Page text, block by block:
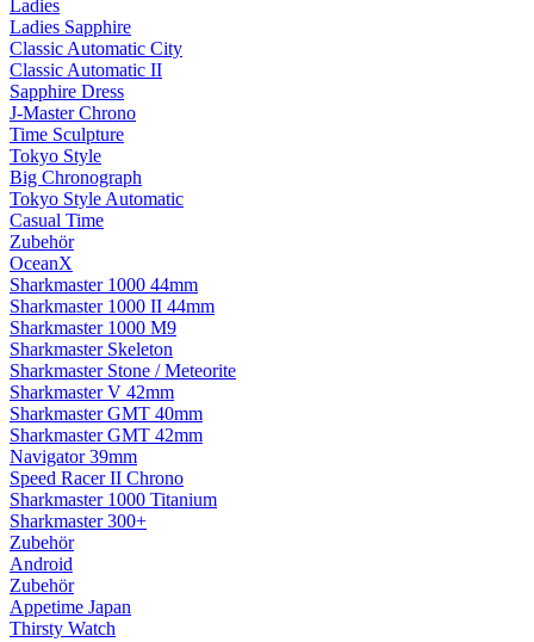
Ladies
Ladies Sapphire
Classic Automatic City
Classic Automatic II
Sapphire Dress
J-Master Chrono
Time Sculpture
Tokyo Style
Big Chronograph
Tokyo Style Automatic
Casual Time
Zubehör
OceanX
Sharkmaster 1000 44mm
Sharkmaster 1000 II 44mm
Sharkmaster 1000 M9
Sharkmaster Skeleton
Sharkmaster Stone / Meteorite
Sharkmaster V 42mm
Sharkmaster GMT 40mm
Sharkmaster GMT 42mm
Navigator 39mm
Speed Racer II Chrono
Sharkmaster 1000 Titanium
Sharkmaster 300+
Zubehör
Android
Zubehör
Appetime Japan
Thirsty Watch